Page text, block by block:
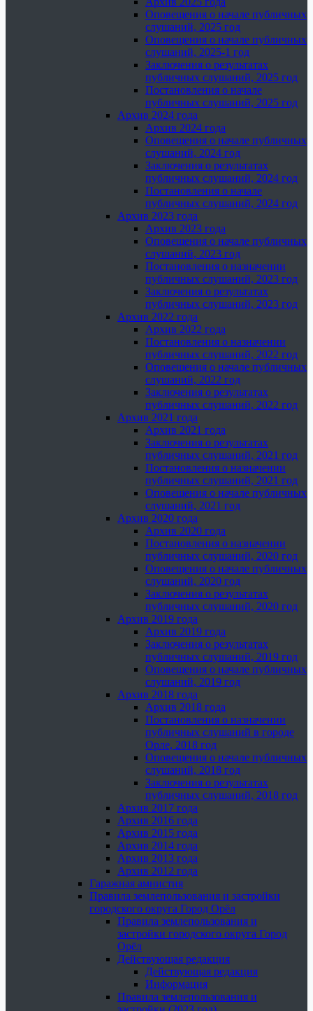
Оповещения о начале публичных
слушаний, 2025 год
Оповещения о начале публичных
слушаний, 2025-1 год
Заключения о результатах
публичных слушаний, 2025 год
Постановления о начале
публичных слушаний, 2025 год
Архив 2024 года
Архив 2024 года
Оповещения о начале публичных
слушаний, 2024 год
Заключения о результатах
публичных слушаний, 2024 год
Постановления о начале
публичных слушаний, 2024 год
Архив 2023 года
Архив 2023 года
Оповещения о начале публичных
слушаний, 2023 год
Постановления о назначении
публичных слушаний, 2023 год
Заключения о результатах
публичных слушаний, 2023 год
Архив 2022 года
Архив 2022 года
Постановления о назначении
публичных слушаний, 2022 год
Оповещения о начале публичных
слушаний, 2022 год
Заключения о результатах
публичных слушаний, 2022 год
Архив 2021 года
Архив 2021 года
Заключения о результатах
публичных слушаний, 2021 год
Постановления о назначении
публичных слушаний, 2021 год
Оповещения о начале публичных
слушаний, 2021 год
Архив 2020 года
Архив 2020 года
Постановления о назначении
публичных слушаний, 2020 год
Оповещения о начале публичных
слушаний, 2020 год
Заключения о результатах
публичных слушаний, 2020 год
Архив 2019 года
Архив 2019 года
Заключения о результатах
публичных слушаний, 2019 год
Оповещения о начале публичных
слушаний, 2019 год
Архив 2018 года
Архив 2018 года
Постановления о назначении
публичных слушаний в городе
Орле, 2018 год
Оповещения о начале публичных
слушаний, 2018 год
Заключения о результатах
публичных слушаний, 2018 год
Архив 2017 года
Архив 2016 года
Архив 2015 года
Архив 2014 года
Архив 2013 года
Архив 2012 года
Гаражная амнистия
Правила землепользования и застройки
городского округа Город Орёл
Правила землепользования и
застройки городского округа Город
Орёл
Действующая редакция
Действующая редакция
Информация
Правила землепользования и